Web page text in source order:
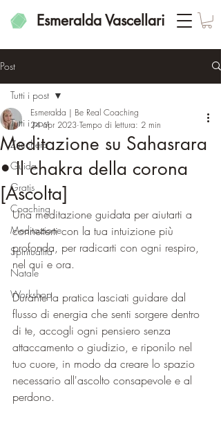
Esmeralda Vascellari
Post
Tutti i post
Zucchero
Guida
Gratis
Coaching
Meditazione
Spiritualità
Natale
Workshop
Tutti i post
Meditazione su Sahasrara
• Il chakra della corona
[Ascolta]
Esmeralda | Be Real Coaching
24 apr 2023 Tempo di lettura: 2 min
Una meditazione guidata per aiutarti a
connetterti con la tua intuizione più
profonda, per radicarti con ogni respiro,
nel qui e ora.
Durante la pratica lasciati guidare dal
flusso di energia che senti sorgere dentro
di te, accogli ogni pensiero senza
attaccamento o giudizio, e riponilo nel
tuo cuore, in modo da creare lo spazio
necessario all'ascolto consapevole e al
perdono.